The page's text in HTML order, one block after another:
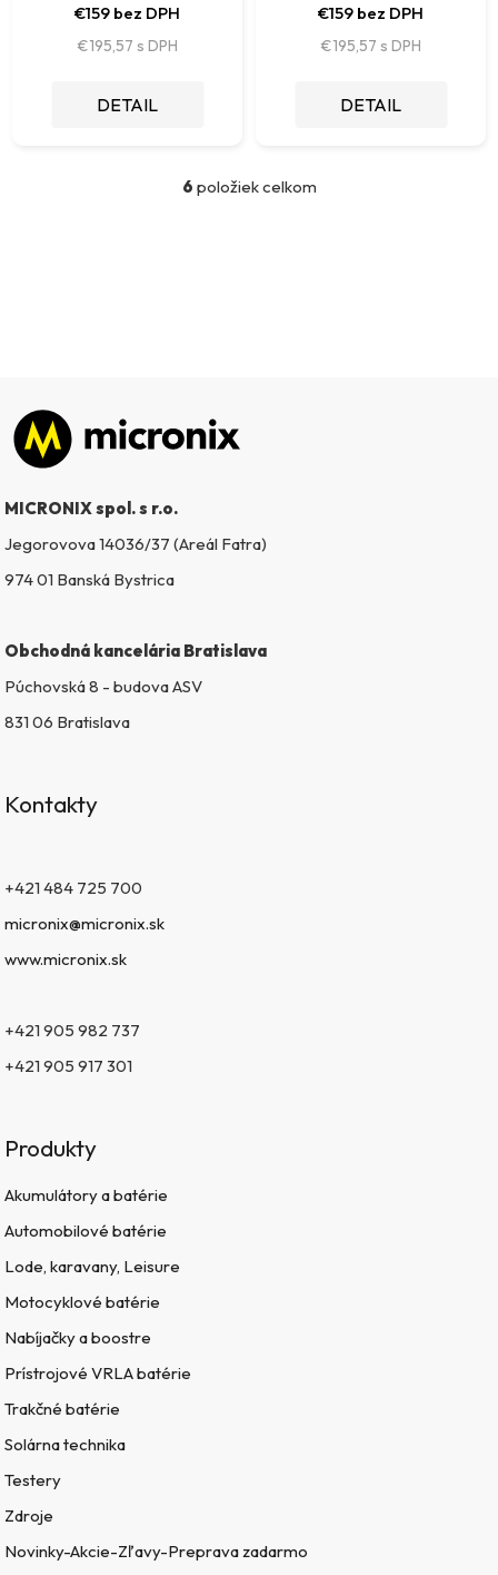
€159 bez DPH
€195,57
DETAIL
€159 bez DPH
€195,57
DETAIL
O
v
u
6 položiek celkom
Zápätie
MICRONIX spol. s r.o.
Jegorovova 14036/37 (Areál Fatra)
974 01 Banská Bystrica
Obchodná kancelária Bratislava
Púchovská 8 - budova ASV
831 06 Bratislava
Kontakty
+421 484 725 700
micronix@micronix.sk
www.micronix.sk
+421 905 982 737
+421 905 917 301
Produkty
Akumulátory a batérie
Automobilové batérie
Lode, karavany, Leisure
Motocyklové batérie
Nabíjačky a boostre
Prístrojové VRLA batérie
Trakčné batérie
Solárna technika
Testery
Zdroje
Novinky-Akcie-Zľavy-Preprava zadarmo